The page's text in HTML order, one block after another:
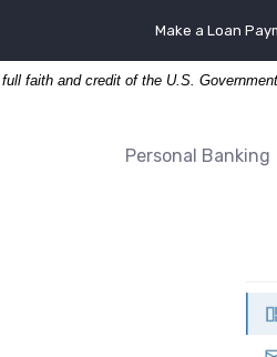
Make a Loan
faith and credit of the U.S. Government
Personal Banking